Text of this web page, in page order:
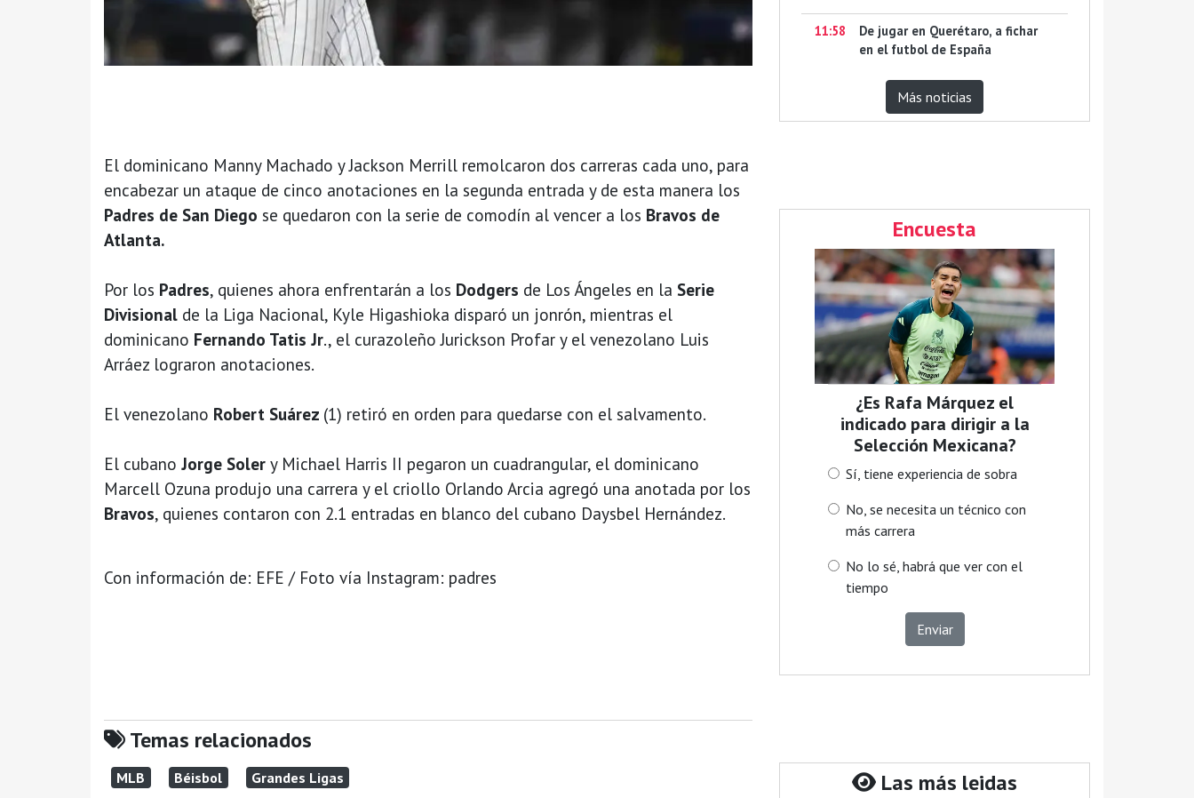
El dominicano Manny Machado y Jackson Merrill remolcaron dos carreras cada uno, para
encabezar un ataque de cinco anotaciones en la segunda entrada y de esta manera los
Padres de San Diego se quedaron con la serie de comodín al vencer a los Bravos de
Atlanta.
Por los Padres, quienes ahora enfrentarán a los Dodgers de Los Ángeles en la Serie
Divisional de la Liga Nacional, Kyle Higashioka disparó un jonrón, mientras el
dominicano Fernando Tatis Jr., el curazoleño Jurickson Profar y el venezolano Luis
Arráez lograron anotaciones.
El venezolano Robert Suárez (1) retiró en orden para quedarse con el salvamento.
El cubano Jorge Soler y Michael Harris II pegaron un cuadrangular, el dominicano
Marcell Ozuna produjo una carrera y el criollo Orlando Arcia agregó una anotada por los
Bravos, quienes contaron con 2.1 entradas en blanco del cubano Daysbel Hernández.
Con información de: EFE / Foto vía Instagram: padres
Temas relacionados
MLB Béisbol Grandes Ligas
11:58
De jugar en Querétaro, a fichar
en el futbol de España
Más noticias
Encuesta
¿Es Rafa Márquez el
indicado para dirigir a la
Selección Mexicana?
Sí, tiene experiencia de sobra
No, se necesita un técnico con
más carrera
No lo sé, habrá que ver con el
tiempo
Enviar
Las más leidas